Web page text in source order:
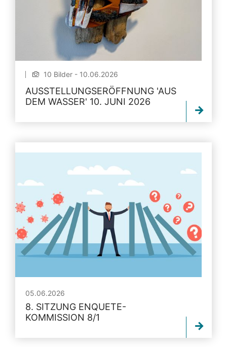
10 Bilder - 10.06.2026
AUSSTELLUNGSERÖFFNUNG 'AUS
DEM WASSER' 10. JUNI 2026
05.06.2026
8. SITZUNG ENQUETE-
KOMMISSION 8/1